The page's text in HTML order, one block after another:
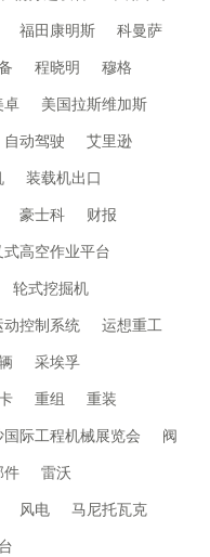
福田康明斯
科曼萨
程晓明
穆格
卓
美国拉斯维加斯
自动驾驶
艾里逊
装载机出口
豪士科
财报
式高空作业平台
轮式挖掘机
动控制系统
运想重工
采埃孚
重组
重装
国际工程机械展览会
阀
件
雷沃
风电
马尼托瓦克